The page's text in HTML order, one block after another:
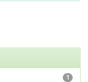
1